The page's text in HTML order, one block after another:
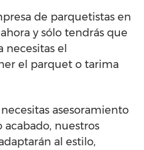
de parquetistas en
y sólo tendrás que
necesitas el
el parquet o tarima
asesoramiento
nuestros
al estilo,